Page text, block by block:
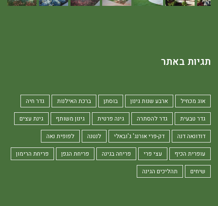
תגיות באתר
אוג מכחיל ארבע שנות גינון בוסתן ברכת האילנות
גדר חיה
גדר טבעית
גדר להסתרה גינה פרטית גינון משותף
גינת עצים
דודונאה דנה
דק-פרי אורנג' ג'ובאלי לנטנה
לפופית נאה
עופרית הכיף
עצי פרי פריחה בגינה פריחת הגפן
פריחת הרימון
שיחים
תהליכים הגינה